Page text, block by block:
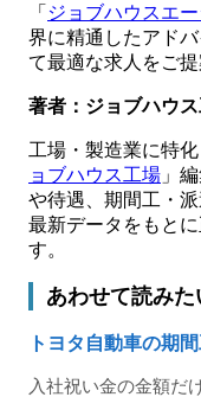
「 ジョブハウスエー
界に精通したアド
て最適な求人をご提
著者：ジョブハウ
工場・製造業に特
ョブハウス工場 」
や待遇、期間工・
最新データをもと
す。
あわせて読み
トヨタ自動車の期
入社祝い金の金額だ